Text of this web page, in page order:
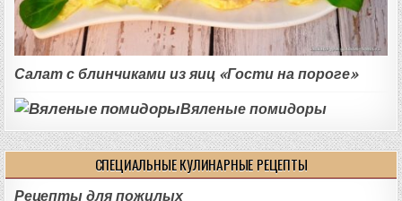
Салат с блинчиками из яиц «Гости на пороге»
Вяленые помидоры
СПЕЦИАЛЬНЫЕ КУЛИНАРНЫЕ РЕЦЕПТЫ
Рецепты для пожилых